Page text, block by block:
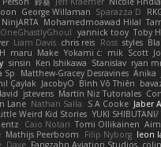
George Willaman Sparazza D
NinjARTA Mohamedmoawad Hilal
OneGhastlyGhoul yannick tooy Toby
Liam Davis chris reis Ross styles
maru Make Yokami c: mik Scott
sinsin Ken Ishikawa Stanislav ryan
Sp Matthew-Gracey Desravines Anika
Çaylak JacobyO Bình Võ Thiên
jstevens Martín Niz Tutoriales
Lane Nathan Salla S A Cooke Jaber
Weird Kid Stories YUKI SHIBUTANI/
Caio Notari Tomi Ollikainen
Mathijs Peerboom Filip Nyborg leon
Dave Fangzahn Aviation Studios